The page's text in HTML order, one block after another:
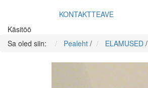
KONTAKTTEAVE
Käsitöö
Sa oled siin:
Pealeht / ELAMUSED /